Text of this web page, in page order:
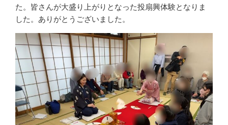
た。皆さんが大盛り上がりとなった投扇興体験となりま
した。ありがとうございました。